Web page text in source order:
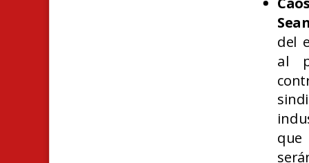
del
al
que